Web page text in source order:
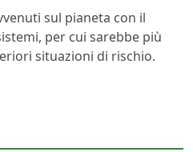
sul pianeta con il
per cui sarebbe più
situazioni di rischio.